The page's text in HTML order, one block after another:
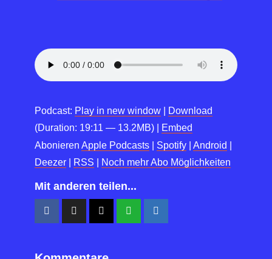
Podcast: Play in new window
Download
(Duration: 19:11 — 13.2MB) |
Embed
Abonieren Apple Podcasts Spotify Android
Deezer
RSS Noch mehr Abo Möglichkeiten
Mit anderen teilen...